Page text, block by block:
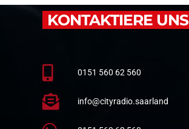
KONTAKTIERE UNS
0151 560 62 560
info@cityradio.saarland